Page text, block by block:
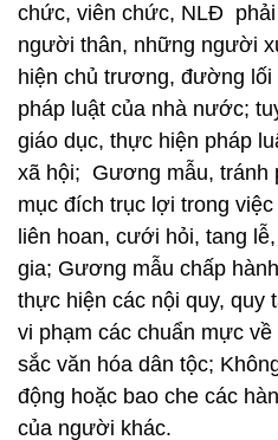
chức, viên chức, NLĐ phải
người thân, những người
hiện chủ trương, đường
pháp luật của nhà nước;
giáo dục, thực hiện pháp
xã hội; Gương mẫu, tránh
mục đích trục lợi trong
liên hoan, cưới hỏi, tang
gia; Gương mẫu chấp
thực hiện các nội quy, quy
vi phạm các chuẩn mực
sắc văn hóa dân tộc;
động hoặc bao che các
của người khác.